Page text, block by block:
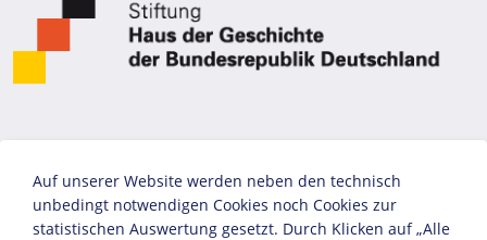
Auf unserer Website werden neben den technisch
unbedingt notwendigen Cookies noch Cookies zur
statistischen Auswertung gesetzt. Durch Klicken auf „Alle